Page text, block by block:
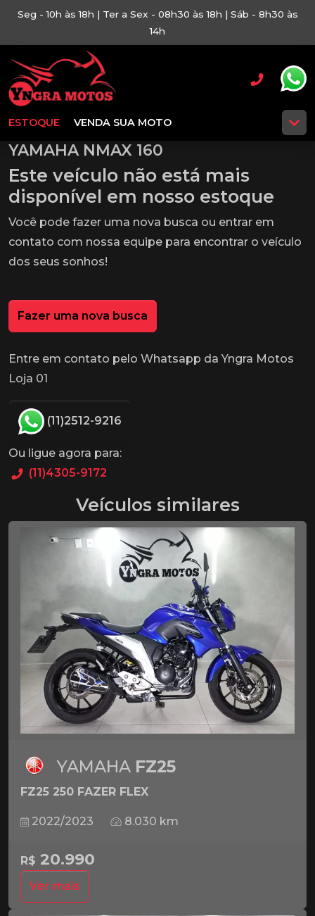
Seg - 10h às 18h | Ter a Sex - 08h30 às 18h | Sáb - 8h30 às
14h
ESTOQUE VENDA SUA MOTO
YAMAHA NMAX 160
Este veículo não está mais
disponível em nosso estoque
Você pode fazer uma nova busca ou entrar em
contato com nossa equipe para encontrar o veículo
dos seus sonhos!
Fazer uma nova busca
Entre em contato pelo Whatsapp da Yngra Motos
Loja 01
(11)2512-9216
Ou ligue agora para:
(11)4305-9172
Veículos similares
YAMAHA FZ25
FZ25 250 FAZER FLEX
2022/2023 8.030 km
R$ 20.990
Ver mais